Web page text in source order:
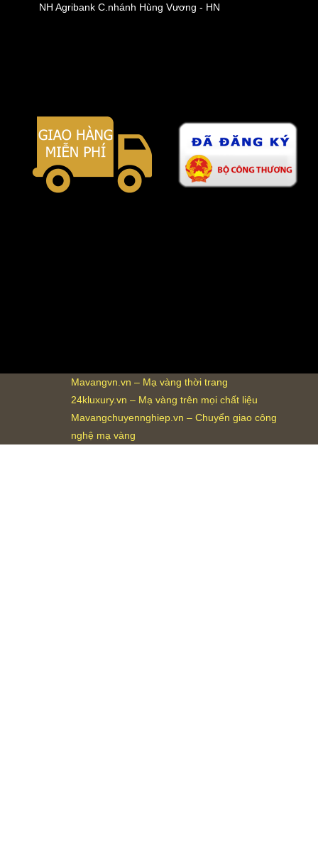
NH Agribank C.nhánh Hùng Vương - HN
Mavangvn.vn – Mạ vàng thời trang
24kluxury.vn – Mạ vàng trên mọi chất liệu
Mavangchuyennghiep.vn – Chuyển giao công
nghệ mạ vàng